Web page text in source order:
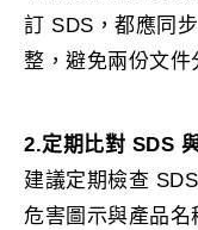
訂 SDS，都應同
整，避免兩份文件
2.定期比對 SDS
建議定期檢查
危害圖示與產品名